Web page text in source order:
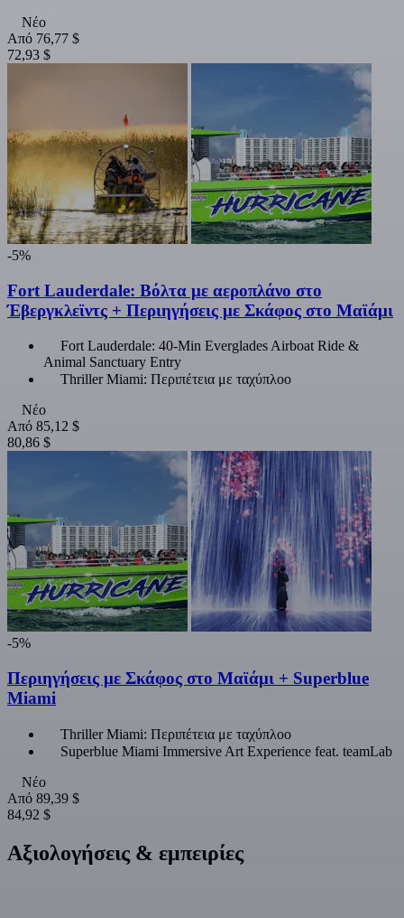
Νέο
Από 76,77 $
72,93 $
-5%
Fort Lauderdale: Βόλτα με αεροπλάνο στο
Έβεργκλεϊντς + Περιηγήσεις με Σκάφος στο Μαϊάμι
Fort Lauderdale: 40-Min Everglades Airboat Ride &
Animal Sanctuary Entry
Thriller Miami: Περιπέτεια με ταχύπλοο
Νέο
Από 85,12 $
80,86 $
-5%
Περιηγήσεις με Σκάφος στο Μαϊάμι + Superblue
Miami
Thriller Miami: Περιπέτεια με ταχύπλοο
Superblue Miami Immersive Art Experience feat. teamLab
Νέο
Από 89,39 $
84,92 $
Αξιολογήσεις & εμπειρίες